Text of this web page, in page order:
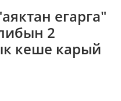
егарга"
2
кеше карый